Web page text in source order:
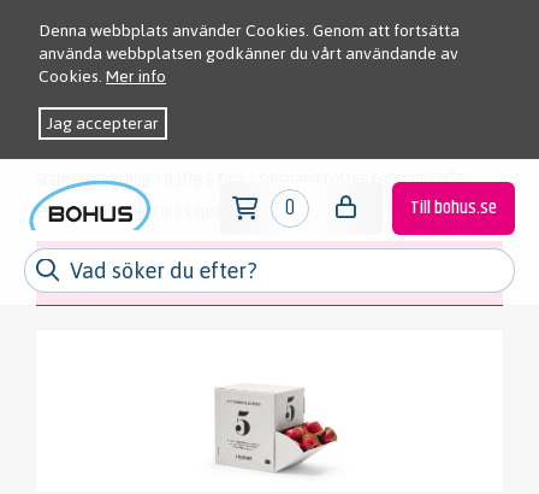
Denna webbplats använder Cookies. Genom att fortsätta
använda webbplatsen godkänner du vårt användande av
Cookies.Mer info
Jag accepterar
0 Till bohus.se
Start/Webbshop Sjöstrand Coffee Concept/N°5
Espresso & Lungo (100 kapslar)
Meny